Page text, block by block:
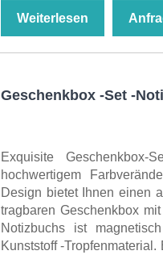
Weiterlesen
Geschenkbox -Set -
Exquisite Geschenkbox-
hochwertigem
Design bietet Ihnen einen
tragbaren Geschenkbox
Notizbuchs ist
Kunststoff -